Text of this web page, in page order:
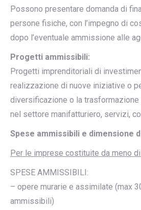
Possono presentare domanda di
persone fisiche, con l’impegno di
dopo l’eventuale ammissione alle
Progetti ammissibili:
Progetti imprenditoriali di
realizzazione di nuove iniziative o
diversificazione o la
nel settore manifatturiero, servizi,
Spese ammissibili e dimensione
Per le imprese costituite da meno
SPESE AMMISSIBILI:
– opere murarie e assimilate (max
ammissibili)